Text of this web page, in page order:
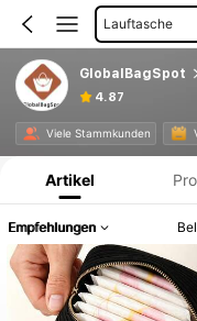
Lauftasche
Kulturtaschen
GlobalBagSpot
4.87
Viele Stammkunden
Produktinformation:
Artikel
Empfehlungen